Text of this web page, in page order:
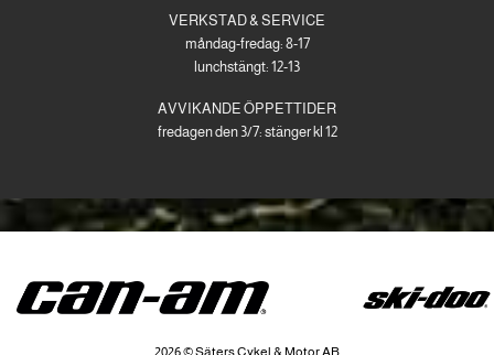
VERKSTAD & SERVICE
måndag-fredag: 8-17
lunchstängt: 12-13
AVVIKANDE ÖPPETTIDER
fredagen den 3/7: stänger kl 12